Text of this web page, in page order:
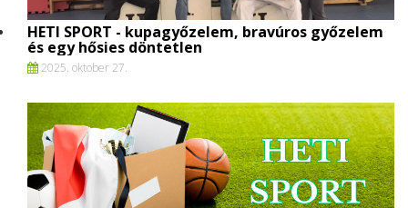
HETI SPORT - kupagyőzelem, bravúros győzelem
és egy hősies döntetlen
2025. oktober 27.